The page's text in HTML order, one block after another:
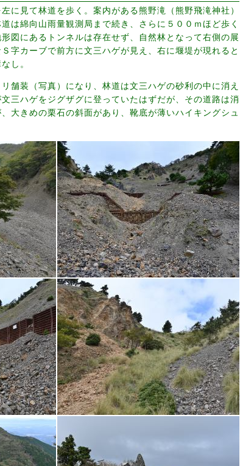
に見て林道を歩く。案内がある熊野滝（熊野飛滝神社）
は綿向山雨量観測局まで続き、さらに５００ｍほど歩く
図にあるトンネルは存在せず、自然林となって右側の展
字カーブで前方に文三ハゲが見え、右に堰堤が現れると
し。
舗装（写真）になり、林道は文三ハゲの砂利の中に消え
三ハゲをジグザグに登っていたはずだが、その道路は消
大きめの栗石の斜面があり、靴底が薄いハイキングシュ